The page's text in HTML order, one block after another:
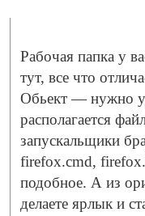
Рабочая папка у
тут, все что
Обьект — нужно
располагается
запускальщики
firefox.cmd,
подобное. А из
делаете ярлык и